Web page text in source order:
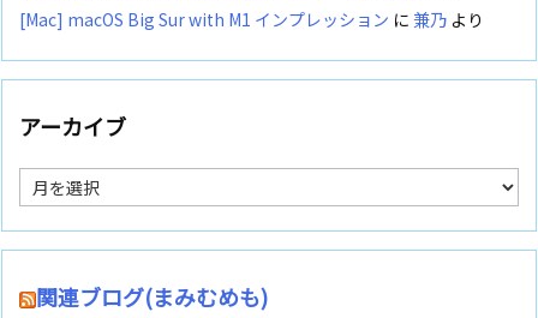
[Mac] macOS Big Sur with M1 インプレッション に 兼乃 より
アーカイブ
ア
ー
カ
イ
関連ブログ(まみむめも)